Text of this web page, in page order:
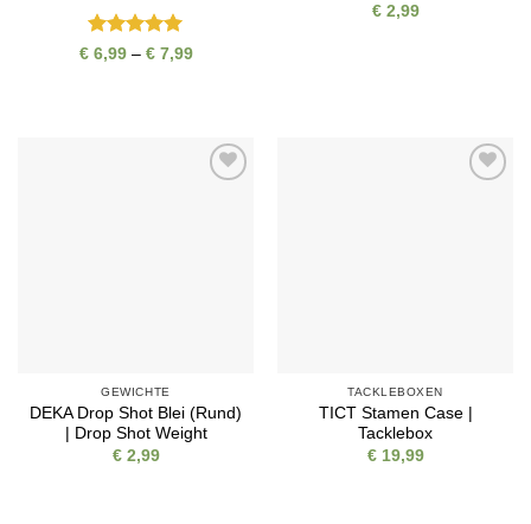
Bewertet
€6,99 – €7,99Preisspanne:
€2,99
GEWICHTE
DEKA Drop Shot Blei (Rund)
| Drop Shot Weight
€2,99
TACKLEBOXEN
TICT Stamen Case |
Tacklebox
€19,99